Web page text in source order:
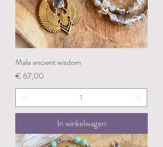
Mala ancient wisdom
Prijs
€ 67,00
In winkelwagen